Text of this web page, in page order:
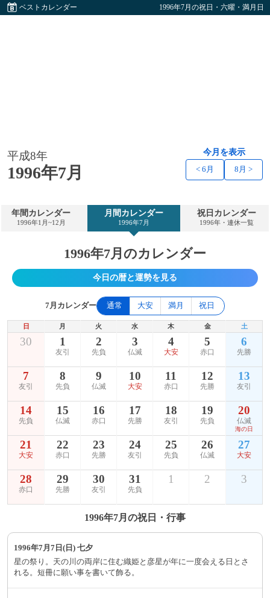
ベストカレンダー 1996年7月の祝日・六曜・満月日
平成8年
1996年7月
今月を表示
< 6月 8月 >
年間カレンダー
1996年1月~12月
月間カレンダー
1996年7月
祝日カレンダー
1996年・連休一覧
1996年7月のカレンダー
今日の暦と運勢を見る
7月カレンダー 通常 大安 満月 祝日
日 月 火 水 木 金 土
30 1
友引
2
先負
3
仏滅
4
大安
5
赤口
6
先勝
7
友引
8
先負
9
仏滅
10
大安
11
赤口
12
先勝
13
友引
14
先負
15
仏滅
16
赤口
17
先勝
18
友引
19
先負
20
仏滅
海の日
21
大安
22
赤口
23
先勝
24
友引
25
先負
26
仏滅
27
大安
28
赤口
29
先勝
30
友引
31
先負
1 2 3
1996年7月の祝日・行事
1996年7月7日(日) 七夕
星の祭り。天の川の両岸に住む織姫と彦星が年に一度会える日とさ
れる。短冊に願い事を書いて飾る。